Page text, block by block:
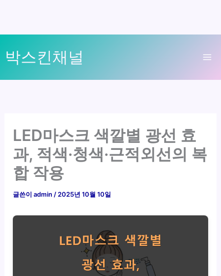
텐
로
박스킨채널
LED마스크 색깔별 광선 효
과, 적색·청색·근적외선의 복
합 작용
글쓴이admin / 2025년 10월 10일